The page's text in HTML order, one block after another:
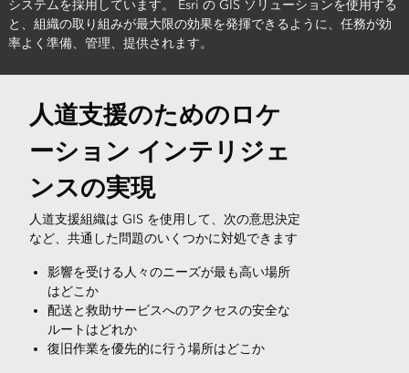
システムを採用しています。 Esri の GIS ソリューションを使用する
と、組織の取り組みが最大限の効果を発揮できるように、任務が効
率よく準備、管理、提供されます。
人道支援のためのロケ
ーション インテリジェ
ンスの実現
人道支援組織は GIS を使用して、次の意思決定
など、共通した問題のいくつかに対処できます
影響を受ける人々のニーズが最も高い場所
はどこか
配送と救助サービスへのアクセスの安全な
ルートはどれか
復旧作業を優先的に行う場所はどこか